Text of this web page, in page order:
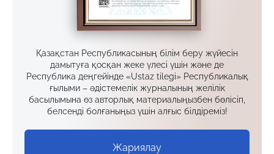
Қазақстан Республикасының білім беру жүйесін
дамытуға қосқан жеке үлесі үшін және де
Республика деңгейінде «Ustaz tilegi» Республикалық
ғылыми – әдістемелік журналының желілік
басылымына өз авторлық материалыңызбен бөлісіп,
белсенді болғаныңыз үшін алғыс білдіреміз!
Жариялау